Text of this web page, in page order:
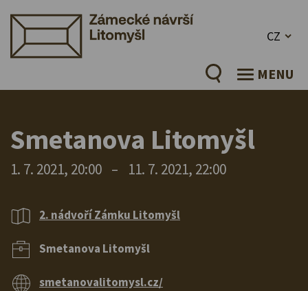
CZ
MENU
Smetanova Litomyšl
1. 7. 2021, 20:00 – 11. 7. 2021, 22:00
2. nádvoří Zámku Litomyšl
Smetanova Litomyšl
smetanovalitomysl.cz/